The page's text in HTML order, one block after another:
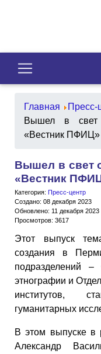
Главная
Пресс-
Вышел в свет
«Вестник ПФИЦ»
Вышел в свет
«Вестник
Категория: Пресс-центр
Создано: 08 декабря 2023
Обновлено: 11 декабря 2023
Просмотров: 3617
Этот выпуск
создания в
подразделений –
этнографии и
институтов,
гуманитарных
В этом выпуске в
Александр